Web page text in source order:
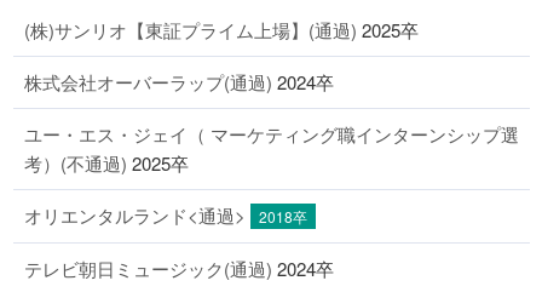
(株)サンリオ【東証プライム上場】(通過) 2025卒
株式会社オーバーラップ(通過) 2024卒
ユー・エス・ジェイ（ マーケティング職インターンシップ選
考）(不通過) 2025卒
オリエンタルランド<通過> 2018卒
テレビ朝日ミュージック(通過) 2024卒